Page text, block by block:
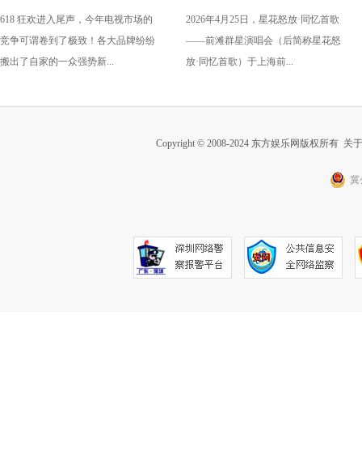
电视成交榜TOP1，T7M Pro
登顶抖音单品榜
618 狂欢进入尾声，今年电视市场的
竞争可谓卷到了极致！各大品牌纷纷
搬出了自家的一众强势新...
怒放·同忆首歌” 用电影质感
传递视听艺术表达
2026年4月25日，星花怒放·同忆首歌
——前滩群星演唱会（后简称星花怒
放·同忆首歌）于上海前...
Copyright © 2008-2024 东方娱乐网版权所有 关
冀